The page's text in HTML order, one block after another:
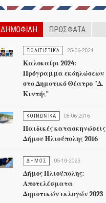
ΔΗΜΟΦΙΛΗ ΠΡΟΣΦΑΤΑ
ΠΟΛΙΤΙΣΤΙΚΑ 25-06-2024
Καλοκαίρι 2024:
Πρόγραμμα εκδηλώσεων
στο Δημοτικό Θέατρο "Δ.
Κιντής"
ΚΟΙΝΩΝΙΚΑ 06-06-2016
Παιδικές κατασκηνώσεις
Δήμου Ηλιούπολης 2016
ΔΗΜΟΣ 05-10-2023
Δήμος Ηλιούπολης:
Αποτελέσματα
Δημοτικών εκλογών 2023